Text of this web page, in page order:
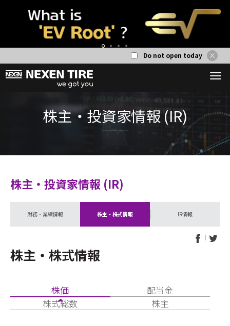
4
Do not open today
株主・投資家
株主・投資家情報 (IR)
財務・業績情報 株主・株式情報 IR情報
株主・株式情報
株価
配当金
株式総数
株主